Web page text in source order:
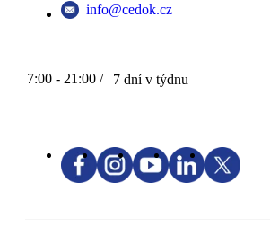
info@cedok.cz
7:00 - 21:00 / 7 dní v týdnu